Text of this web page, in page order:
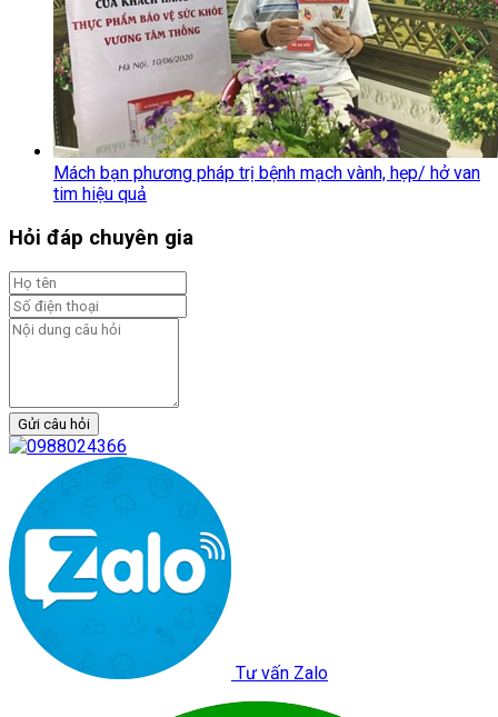
Mách bạn phương pháp trị bệnh mạch vành, hẹp/ hở van
tim hiệu quả
Hỏi đáp chuyên gia
Gửi câu hỏi
Tư vấn Zalo